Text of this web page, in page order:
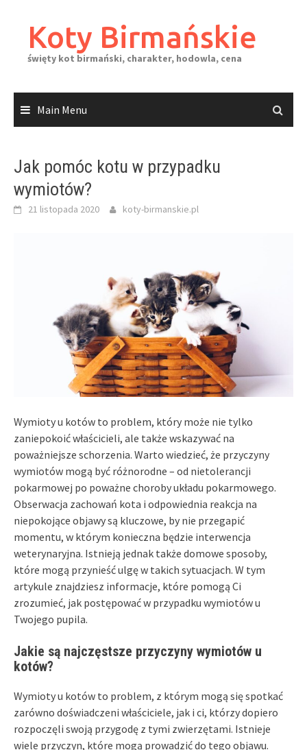
contentKoty Birmańskie
święty kot birmański, charakter, hodowla, cena
Main Menu
Jak pomóc kotu w przypadku
wymiotów?
21 listopada 2020 koty-birmanskie.pl
Wymioty u kotów to problem, który może nie tylko
zaniepokoić właścicieli, ale także wskazywać na
poważniejsze schorzenia. Warto wiedzieć, że przyczyny
wymiotów mogą być różnorodne – od nietolerancji
pokarmowej po poważne choroby układu pokarmowego.
Obserwacja zachowań kota i odpowiednia reakcja na
niepokojące objawy są kluczowe, by nie przegapić
momentu, w którym konieczna będzie interwencja
weterynaryjna. Istnieją jednak także domowe sposoby,
które mogą przynieść ulgę w takich sytuacjach. W tym
artykule znajdziesz informacje, które pomogą Ci
zrozumieć, jak postępować w przypadku wymiotów u
Twojego pupila.
Jakie są najczęstsze przyczyny wymiotów u
kotów?
Wymioty u kotów to problem, z którym mogą się spotkać
zarówno doświadczeni właściciele, jak i ci, którzy dopiero
rozpoczęli swoją przygodę z tymi zwierzętami. Istnieje
wiele przyczyn, które mogą prowadzić do tego objawu.